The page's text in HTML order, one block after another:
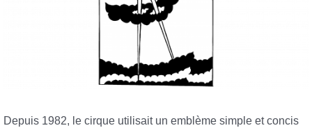
Depuis 1982, le cirque utilisait un emblème simple et concis